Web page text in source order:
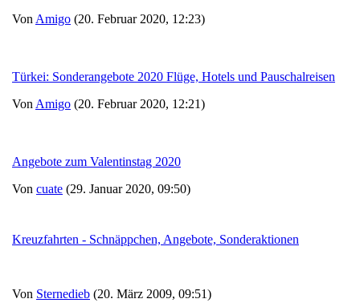
Von Amigo (20. Februar 2020, 12:23)
Türkei: Sonderangebote 2020 Flüge, Hotels und Pauschalreisen
Von Amigo (20. Februar 2020, 12:21)
Angebote zum Valentinstag 2020
Von cuate (29. Januar 2020, 09:50)
Kreuzfahrten - Schnäppchen, Angebote, Sonderaktionen
Von Sternedieb (20. März 2009, 09:51)